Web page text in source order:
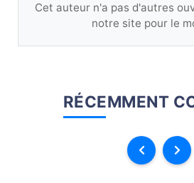
Cet auteur n'a pas d'autres
notre site pour le
RÉCEMMENT